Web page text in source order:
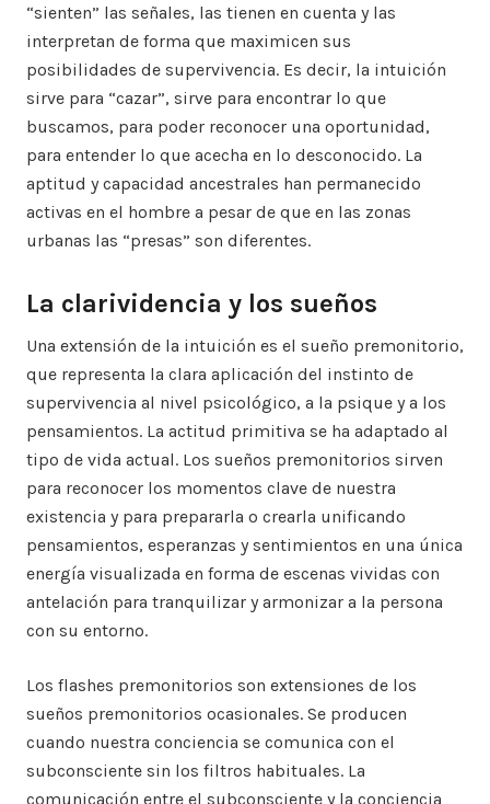
“sienten” las señales, las tienen en cuenta y las
interpretan de forma que maximicen sus
posibilidades de supervivencia. Es decir, la intuición
sirve para “cazar”, sirve para encontrar lo que
buscamos, para poder reconocer una oportunidad,
para entender lo que acecha en lo desconocido. La
aptitud y capacidad ancestrales han permanecido
activas en el hombre a pesar de que en las zonas
urbanas las “presas” son diferentes.
La clarividencia y los sueños
Una extensión de la intuición es el sueño premonitorio,
que representa la clara aplicación del instinto de
supervivencia al nivel psicológico, a la psique y a los
pensamientos. La actitud primitiva se ha adaptado al
tipo de vida actual. Los sueños premonitorios sirven
para reconocer los momentos clave de nuestra
existencia y para prepararla o crearla unificando
pensamientos, esperanzas y sentimientos en una única
energía visualizada en forma de escenas vividas con
antelación para tranquilizar y armonizar a la persona
con su entorno.
Los flashes premonitorios son extensiones de los
sueños premonitorios ocasionales. Se producen
cuando nuestra conciencia se comunica con el
subconsciente sin los filtros habituales. La
comunicación entre el subconsciente y la conciencia